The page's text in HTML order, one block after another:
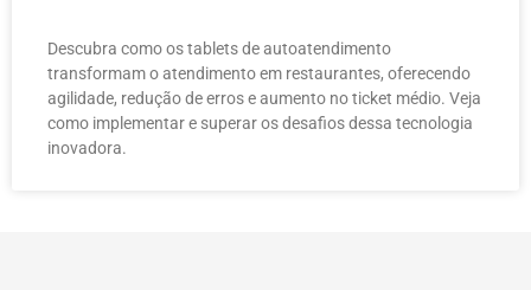
Descubra como os tablets de autoatendimento
transformam o atendimento em restaurantes, oferecendo
agilidade, redução de erros e aumento no ticket médio. Veja
como implementar e superar os desafios dessa tecnologia
inovadora.